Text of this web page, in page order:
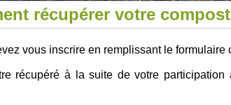
récupérer votre
vous inscrire en remplissant le formulaire
récupéré à la suite de votre participation